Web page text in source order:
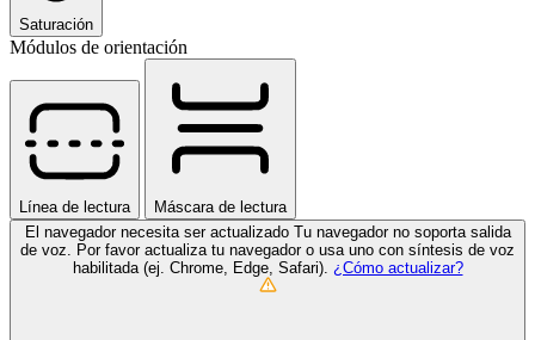
Saturación
Módulos de orientación
Línea de lectura
Máscara de lectura
El navegador necesita ser actualizado Tu navegador no soporta salida
de voz. Por favor actualiza tu navegador o usa uno con síntesis de voz
habilitada (ej. Chrome, Edge, Safari). ¿Cómo actualizar?